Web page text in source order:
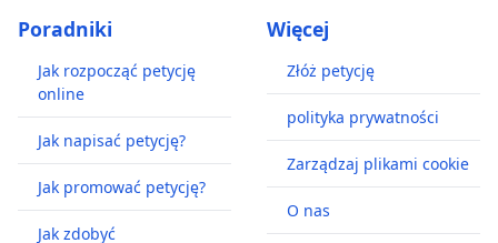
Poradniki
Jak rozpocząć petycję
online
Jak napisać petycję?
Jak promować petycję?
Jak zdobyć
Więcej
Złóż petycję
polityka prywatności
Zarządzaj plikami cookie
O nas